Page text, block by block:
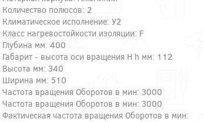
Количество полюсов: 2
Климатическое исполнение: У2
Класс нагревостойкости изоляции: F
Глубина мм: 400
Габарит - высота оси вращения H h мм: 112
Высота мм: 340
Ширина мм: 510
Частота вращения Оборотов в мин: 3000
Частота вращения Оборотов в мин: 3000
Фактическая частота вращения Оборотов в мин: